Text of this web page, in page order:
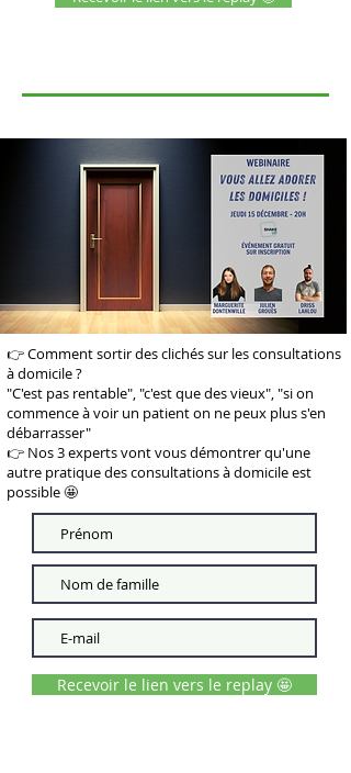
👉 Comment sortir des clichés sur les consultations
à domicile ?
"C'est pas rentable", "c'est que des vieux", "si on
commence à voir un patient on ne peux plus s'en
débarrasser"
👉 Nos 3 experts vont vous démontrer qu'une
autre pratique des consultations à domicile est
possible 🤩
Recevoir le lien vers le replay 🤩